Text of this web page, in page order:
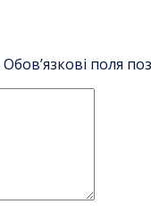
Обов’язкові поля